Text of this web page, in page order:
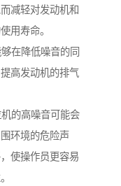
减轻对发动机和
用寿命。
在降低噪音的同
高发动机的排气
的高噪音可能会
环境的危险声
使操作员更容易